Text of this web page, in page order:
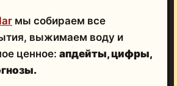
мы собираем все
выжимаем воду и
ценное: апдейты, цифры,